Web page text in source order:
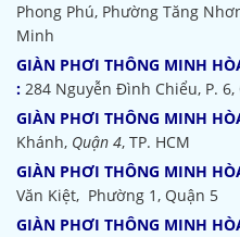
Phong Phú, Phường Tăng
Minh
GIÀN PHƠI THÔNG MINH
: 284 Nguyễn Đình Chiểu, P. 6,
GIÀN PHƠI THÔNG MINH
Khánh, Quận 4, TP. HCM
GIÀN PHƠI THÔNG MINH
Văn Kiệt, Phường 1, Quận 5
GIÀN PHƠI THÔNG MINH